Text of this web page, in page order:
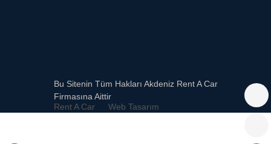
Bu Sitenin Tüm Hakları Akdeniz Rent A Car
Firmasına Aittir
Rent A Car
Web Tasarım